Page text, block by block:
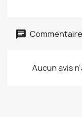
Aucun avis